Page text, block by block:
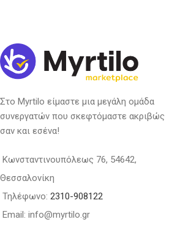
Στο Myrtilo είμαστε μια μεγάλη ομάδα
συνεργατών που σκεφτόμαστε ακριβώς
σαν και εσένα!
Κωνσταντινουπόλεως 76, 54642,
Θεσσαλονίκη
Τηλέφωνο: 2310-908122
Email: info@myrtilo.gr